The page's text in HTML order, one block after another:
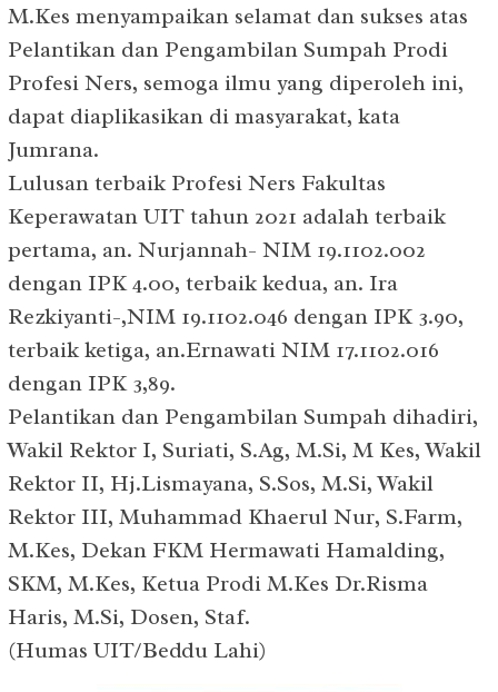
M.Kes menyampaikan selamat dan sukses atas
Pelantikan dan Pengambilan Sumpah Prodi
Profesi Ners, semoga ilmu yang diperoleh ini,
dapat diaplikasikan di masyarakat, kata
Jumrana.
Lulusan terbaik Profesi Ners Fakultas
Keperawatan UIT tahun 2021 adalah terbaik
pertama, an. Nurjannah- NIM 19.1102.002
dengan IPK 4.00, terbaik kedua, an. Ira
Rezkiyanti-,NIM 19.1102.046 dengan IPK 3.90,
terbaik ketiga, an.Ernawati NIM 17.1102.016
dengan IPK 3,89.
Pelantikan dan Pengambilan Sumpah dihadiri,
Wakil Rektor I, Suriati, S.Ag, M.Si, M Kes, Wakil
Rektor II, Hj.Lismayana, S.Sos, M.Si, Wakil
Rektor III, Muhammad Khaerul Nur, S.Farm,
M.Kes, Dekan FKM Hermawati Hamalding,
SKM, M.Kes, Ketua Prodi M.Kes Dr.Risma
Haris, M.Si, Dosen, Staf.
(Humas UIT/Beddu Lahi)